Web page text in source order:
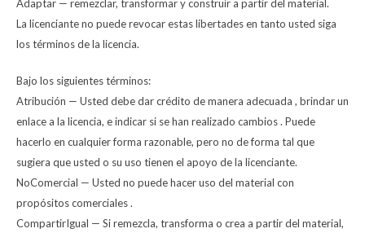
Adaptar — remezclar, transformar y construir a partir del material.
La licenciante no puede revocar estas libertades en tanto usted siga
los términos de la licencia.
Bajo los siguientes términos:
Atribución — Usted debe dar crédito de manera adecuada , brindar un
enlace a la licencia, e indicar si se han realizado cambios . Puede
hacerlo en cualquier forma razonable, pero no de forma tal que
sugiera que usted o su uso tienen el apoyo de la licenciante.
NoComercial — Usted no puede hacer uso del material con
propósitos comerciales .
CompartirIgual — Si remezcla, transforma o crea a partir del material,